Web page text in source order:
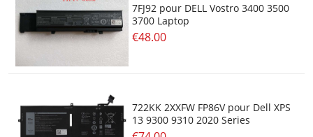
7FJ92 pour DELL Vostro 3400 3500
3700 Laptop
€48.00
722KK 2XXFW FP86V pour Dell XPS
13 9300 9310 2020 Series